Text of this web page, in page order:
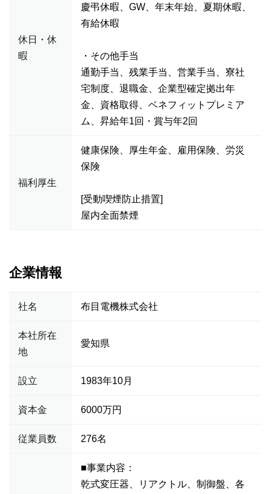
休日・休
暇
慶弔休暇、GW、年末年始、夏期休暇、
有給休暇
・その他手当
通勤手当、残業手当、営業手当、寮社
宅制度、退職金、企業型確定拠出年
金、資格取得、ベネフィットプレミア
ム、昇給年1回・賞与年2回
福利厚生
健康保険、厚生年金、雇用保険、労災
保険
[受動喫煙防止措置]
屋内全面禁煙
企業情報
社名 布目電機株式会社
本社所在
地
愛知県
設立 1983年10月
資本金 6000万円
従業員数 276名
■事業内容：
乾式変圧器、リアクトル、制御盤、各